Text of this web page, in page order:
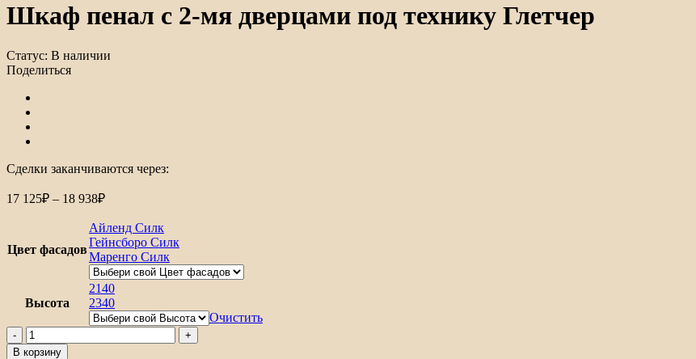
Шкаф пенал с 2-мя дверцами под технику Глетчер
Статус: В наличии
Поделиться
Сделки заканчиваются через:
17 125₽ – 18 938₽Диапазон
17
125₽
–
18
938₽
Цвет фасадов
Айленд Силк
Гейнсборо Силк
Маренго Силк
Высота
2140
2340
Очистить
Количество
товара
В корзину